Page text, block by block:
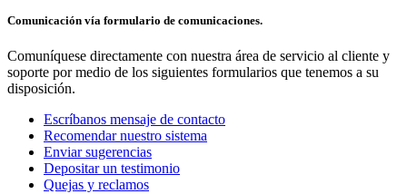
Comunicación vía formulario de comunicaciones.
Comuníquese directamente con nuestra área de servicio al cliente y
soporte por medio de los siguientes formularios que tenemos a su
disposición.
Escríbanos mensaje de contacto
Recomendar nuestro sistema
Enviar sugerencias
Depositar un testimonio
Quejas y reclamos